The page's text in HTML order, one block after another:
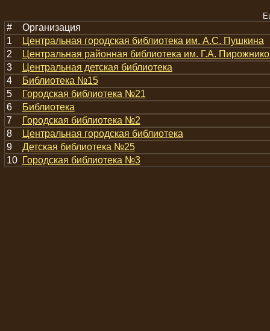
#
Организация
1
Центральная городская библиотека им. А.С. Пушкина
2
Центральная районная библиотека им. Г.А.
3
Центральная детская библиотека
4
Библиотека №15
5
Городская библиотека №21
6
Библиотека
7
Городская библиотека №2
8
Центральная городская библиотека
9
Детская библиотека №25
10
Городская библиотека №3